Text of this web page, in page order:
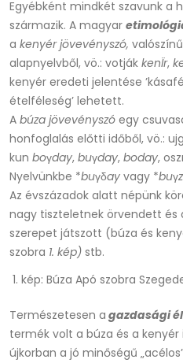
Egyébként mindkét szavunk a
származik. A magyar
a kenyér jövevényszó,
alapnyelvből, vö.: votják kenÏr,
kenyér eredeti jelentése
ételféleség’ lehetett.
A búza jövevényszó egy
honfoglalás előtti időből, vö.:
kun boγday, buγday, boday,
Nyelvünkbe *buγδay vagy *buγ
Az évszázadok alatt népünk
nagy tiszteletnek örvendett és
szerepet játszott (búza és
szobra 1. kép) stb.
1. kép: Búza Apó szobra
Természetesen a gazdasági
termék volt a búza és a kenyér
újkorban a jó minőségű